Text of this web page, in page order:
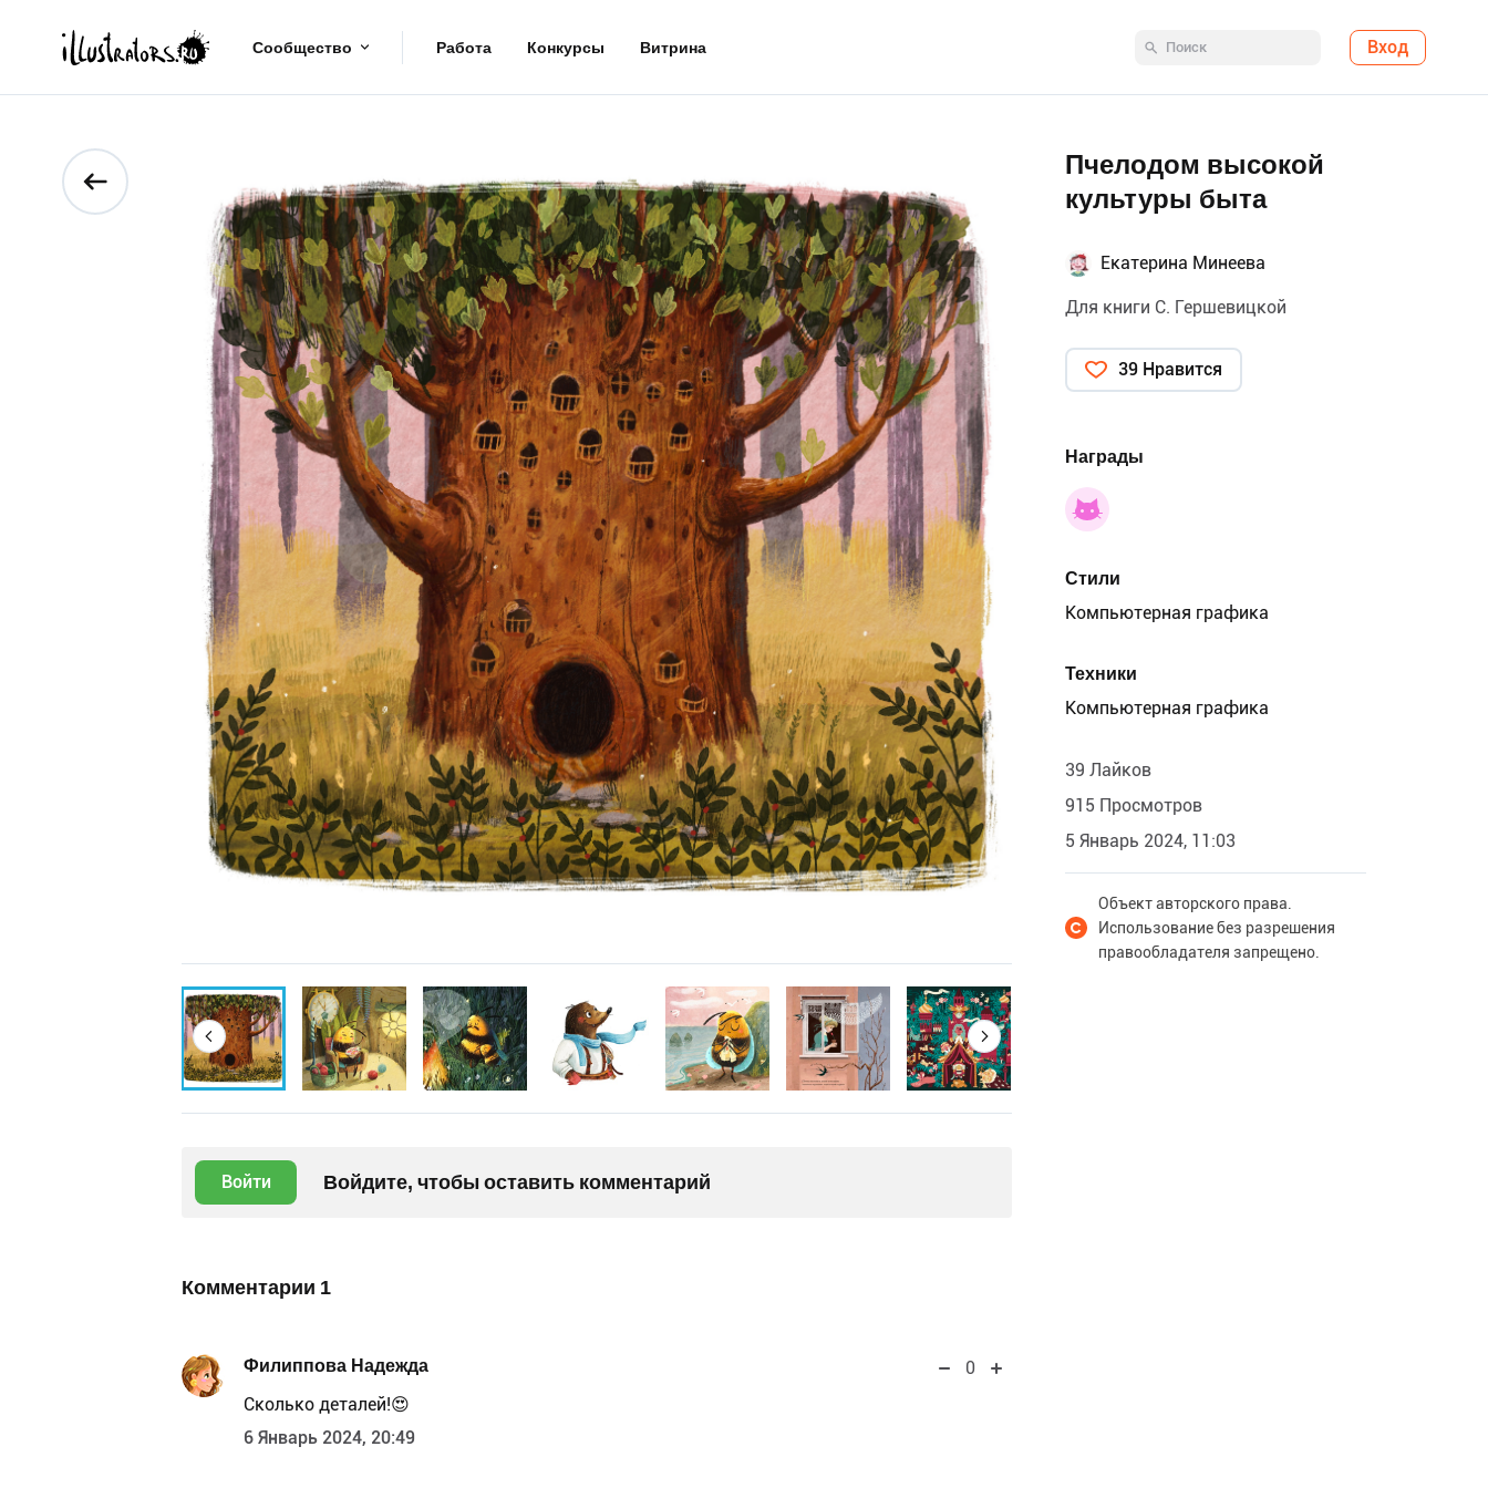
Сообщество Работа Конкурсы Витрина Вход
Войти Войдите, чтобы оставить комментарий
Комментарии 1
Филиппова Надежда
0
Сколько деталей!😍
6 Январь 2024, 20:49
Пчелодом высокой
культуры быта
Екатерина Минеева
Для книги С. Гершевицкой
39 Нравится
Награды
Стили
Компьютерная графика
Техники
Компьютерная графика
39 Лайков
915 Просмотров
5 Январь 2024, 11:03
Объект авторского права.
Использование без разрешения
правообладателя запрещено.